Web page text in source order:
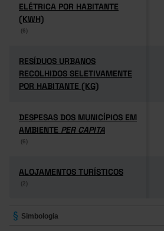
ELÉTRICA POR HABITANTE
(KWH)
(6)
ELÉTRICA POR HABITANTE
(KWH)
(6)
RESÍDUOS URBANOS
RECOLHIDOS SELETIVAMENTE
POR HABITANTE (KG)
RESÍDUOS URBANOS
RECOLHIDOS SELETIVAMENTE
POR HABITANTE (KG)
DESPESAS DOS MUNICÍPIOS EM
AMBIENTE PER CAPITA
(6)
DESPESAS DOS MUNICÍPIOS EM
AMBIENTE PER CAPITA
(6)
ALOJAMENTOS TURÍSTICOS
(2)
ALOJAMENTOS TURÍSTICOS
(2)
Simbologia